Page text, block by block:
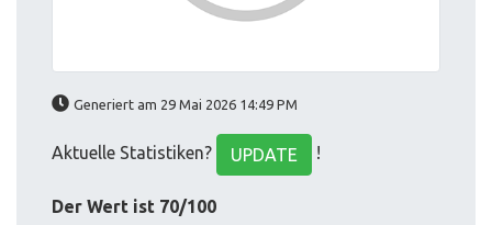
Generiert am 29 Mai 2026 14:49 PM
Aktuelle Statistiken? UPDATE !
Der Wert ist 70/100